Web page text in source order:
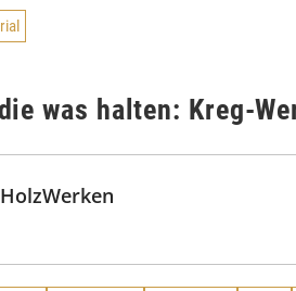
was halten: Kreg-